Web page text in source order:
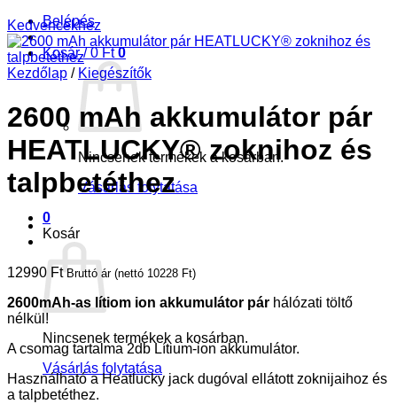
Belépés
Kosár /0Ft 0
Nincsenek termékek a kosárban.
Vásárlás folytatása
0
Kosár
Nincsenek termékek a kosárban.
Vásárlás folytatása
Kedvencekhez
Kezdőlap / Kiegészítők
2600 mAh akkumulátor pár
HEATLUCKY® zoknihoz és
talpbetéthez
12990 Ft Bruttó ár (nettó 10228 Ft)
2600mAh-as lítiom ion akkumulátor pár hálózati töltő
nélkül!
A csomag tartalma 2db Lítium-ion akkumulátor.
Használható a Heatlucky jack dugóval ellátott zoknijaihoz és
a talpbetéthez.